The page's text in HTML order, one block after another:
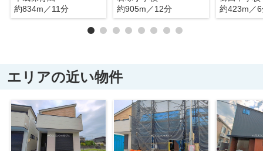
約834m／11分
約905m／12分
約423m／
エリアの近い物件